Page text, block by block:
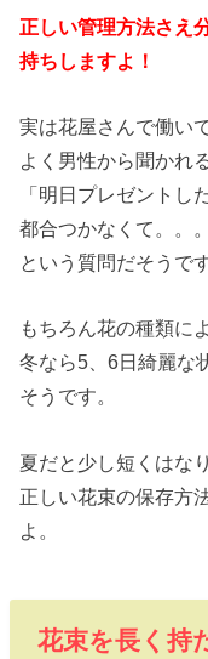
正しい管理方法さえ
持ちしますよ！
実は花屋さんで働い
よく男性から聞かれ
「明日プレゼントし
都合つかなくて。。
という質問だそうです
もちろん花の種類に
冬なら5、6日綺麗な
そうです。
夏だと少し短くはな
正しい花束の保存方
よ。
花束を長く持